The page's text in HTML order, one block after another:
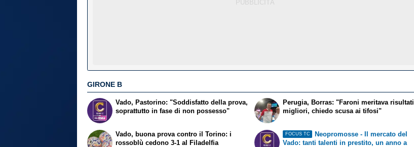
GIRONE B
Vado, Pastorino: "Soddisfatto della prova,
soprattutto in fase di non possesso"
Vado, buona prova contro il Torino: i
rossoblù cedono 3-1 al Filadelfia
Perugia, Borras: "Faroni meritava risultati
migliori, chiedo scusa ai tifosi"
FOCUS TC
Neopromosse - Il mercato del
Vado: tanti talenti in prestito, un anno a